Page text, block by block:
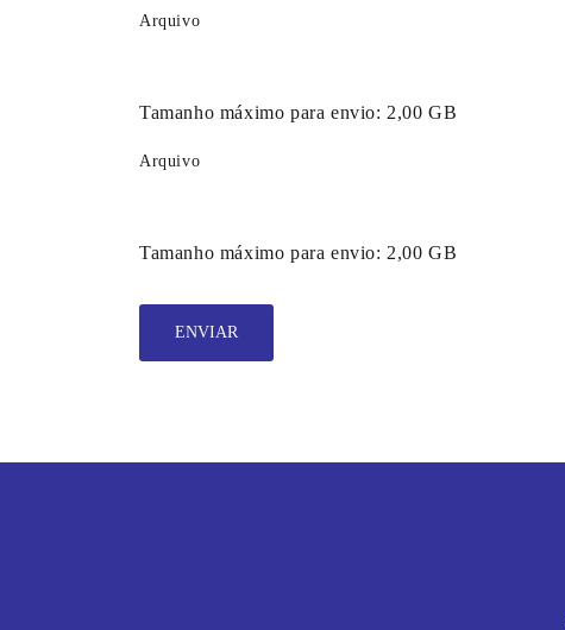
Arquivo
Tamanho máximo para envio: 2,00 GB
Arquivo
Tamanho máximo para envio: 2,00 GB
ENVIAR